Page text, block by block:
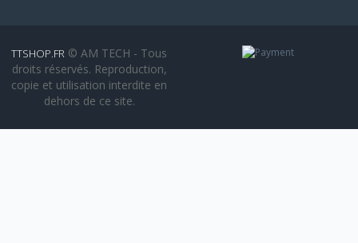
TTSHOP.FR © AM TECH - Tous
droits réservés. Reproduction,
copie et utilisation interdite en
dehors de ce site.